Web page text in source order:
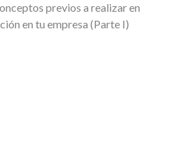
previos a realizar en
en tu empresa (Parte I)